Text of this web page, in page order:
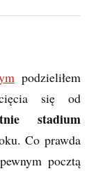
podzieliłem
się od
stadium
Co prawda
pocztą